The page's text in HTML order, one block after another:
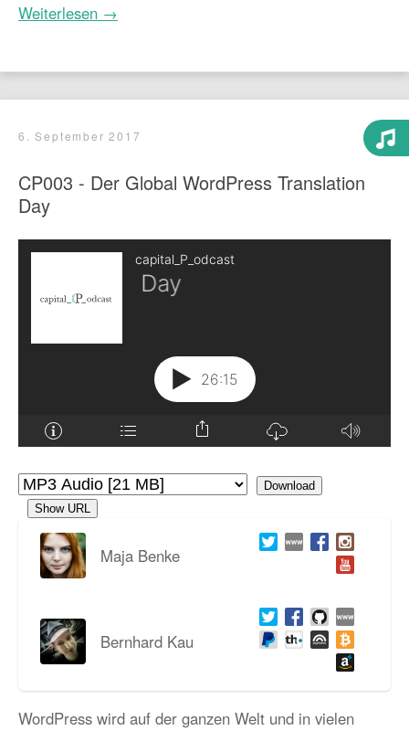
Weiterlesen →
6. September 2017
CP003 - Der Global WordPress Translation
Day
Download
Show URL
Maja Benke
Bernhard Kau
WordPress wird auf der ganzen Welt und in vielen